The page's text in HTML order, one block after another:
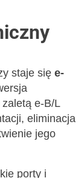
staje sięe-
e-B/L
eliminacja
jego
porty i